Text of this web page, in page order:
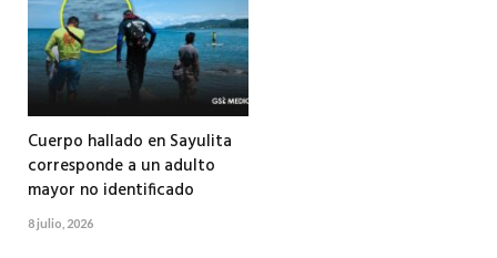
Cuerpo hallado en Sayulita
corresponde a un adulto
mayor no identificado
8 julio, 2026